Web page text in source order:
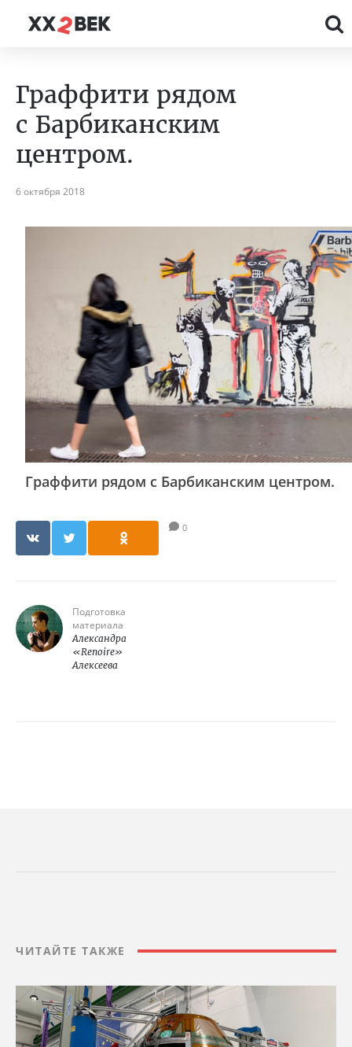
Граффити рядом
с Барбиканским
центром.
6 октября 2018
Граффити рядом с Барбиканским центром.
0
Подготовка
материала
Александра
«Renoire»
Алексеева
ЧИТАЙТЕ ТАКЖЕ